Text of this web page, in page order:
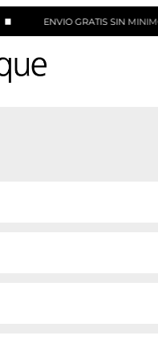
ENVIO GRATIS SIN MINIMO DE